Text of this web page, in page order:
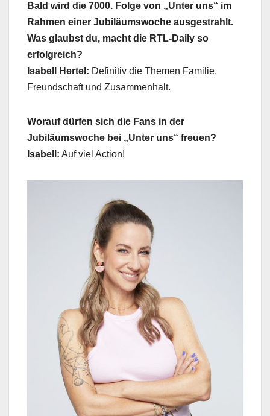
Bald wird die 7000. Folge von „Unter uns“ im
Rahmen einer Jubiläumswoche ausgestrahlt.
Was glaubst du, macht die RTL-Daily so
erfolgreich?
Isabell Hertel: Definitiv die Themen Familie,
Freundschaft und Zusammenhalt.
Worauf dürfen sich die Fans in der
Jubiläumswoche bei „Unter uns“ freuen?
Isabell: Auf viel Action!